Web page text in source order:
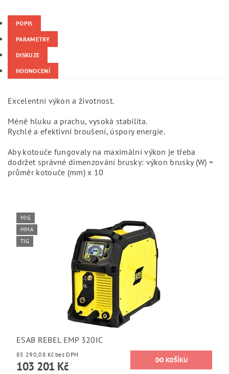
POPIS
PARAMETRY
DISKUZE
HODNOCENÍ
Excelentní výkon a životnost.
Méně hluku a prachu, vysoká stabilita.
Rychlé a efektivní broušení, úspory energie.
Aby kotouče fungovaly na maximální výkon je třeba
dodržet správné dimenzování brusky: výkon brusky (W) =
průměr kotouče (mm) x 10
MIG
MMA
TIG
ESAB REBEL EMP 320IC
85 290,08 Kč bez DPH
103 201 Kč